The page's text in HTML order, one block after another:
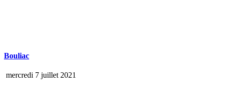
Bouliac
mercredi 7 juillet 2021